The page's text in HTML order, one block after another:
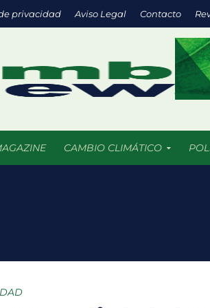
privacidad Aviso Legal Contacto
CAMBIO CLIMÁTICO